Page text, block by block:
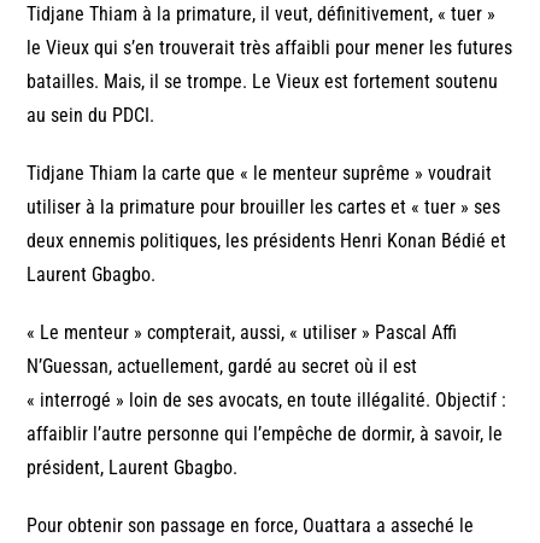
Tidjane Thiam à la primature, il veut, définitivement, « tuer »
le Vieux qui s’en trouverait très affaibli pour mener les futures
batailles. Mais, il se trompe. Le Vieux est fortement soutenu
au sein du PDCI.
Tidjane Thiam la carte que « le menteur suprême » voudrait
utiliser à la primature pour brouiller les cartes et « tuer » ses
deux ennemis politiques, les présidents Henri Konan Bédié et
Laurent Gbagbo.
« Le menteur » compterait, aussi, « utiliser » Pascal Affi
N’Guessan, actuellement, gardé au secret où il est
« interrogé » loin de ses avocats, en toute illégalité. Objectif :
affaiblir l’autre personne qui l’empêche de dormir, à savoir, le
président, Laurent Gbagbo.
Pour obtenir son passage en force, Ouattara a asseché le